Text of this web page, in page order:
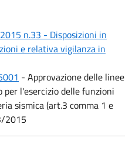
n.33 - Disposizioni in
e relativa vigilanza in
- Approvazione delle linee
l'esercizio delle funzioni
sismica (art.3 comma 1 e
2015